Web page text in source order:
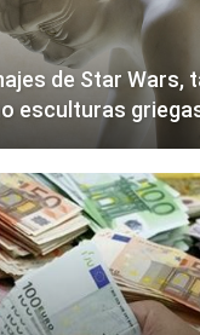
de Star Wars,
esculturas